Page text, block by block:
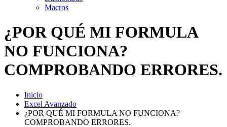
Macros
¿POR QUÉ MI FORMULA
NO FUNCIONA?
COMPROBANDO ERRORES.
Inicio
Excel Avanzado
¿POR QUÉ MI FORMULA NO FUNCIONA?
COMPROBANDO ERRORES.